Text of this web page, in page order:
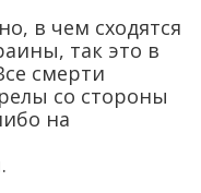
в чем сходятся
так это в
смерти
со стороны
на